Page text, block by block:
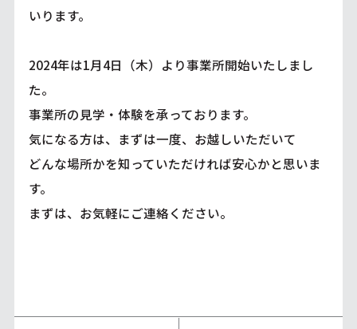
いります。
2024年は1月4日（木）より事業所開始いたしまし
た。
事業所の見学・体験を承っております。
気になる方は、まずは一度、お越しいただいて
どんな場所かを知っていただければ安心かと思いま
す。
まずは、お気軽にご連絡ください。